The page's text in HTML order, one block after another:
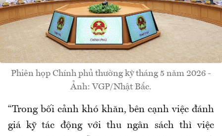
Phiên họp Chính phủ thường kỳ tháng 5 năm 2026 -
Ảnh: VGP/Nhật Bắc.
“Trong bối cảnh khó khăn, bên cạnh việc đánh
giá kỹ tác động với thu ngân sách thì việc